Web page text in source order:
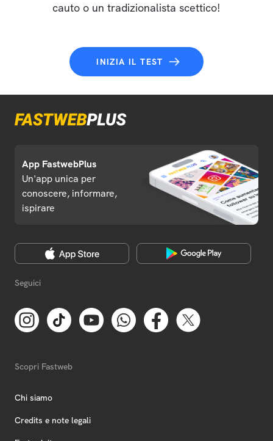
cauto o un tradizionalista scettico!
INIZIA IL TEST
App FastwebPlus
Un'app unica per
conoscere, informare,
ispirare
Seguici
Scopri Fastweb
Chi siamo
Credits e note legali